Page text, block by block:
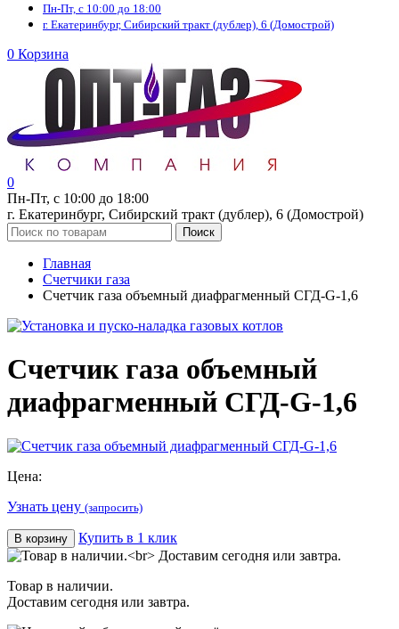
Пн-Пт, с 10:00 до 18:00
г. Екатеринбург, Сибирский тракт (дублер), 6 (Домострой)
0 Корзина
0
Пн-Пт, с 10:00 до 18:00
г. Екатеринбург, Сибирский тракт (дублер), 6 (Домострой)
Поиск
Главная
Счетчики газа
Счетчик газа объемный диафрагменный СГД-G-1,6
Счетчик газа объемный
диафрагменный СГД-G-1,6
Цена:
Узнать цену (запросить)
В корзину Купить в 1 клик
Товар в наличии.
Доставим сегодня или завтра.